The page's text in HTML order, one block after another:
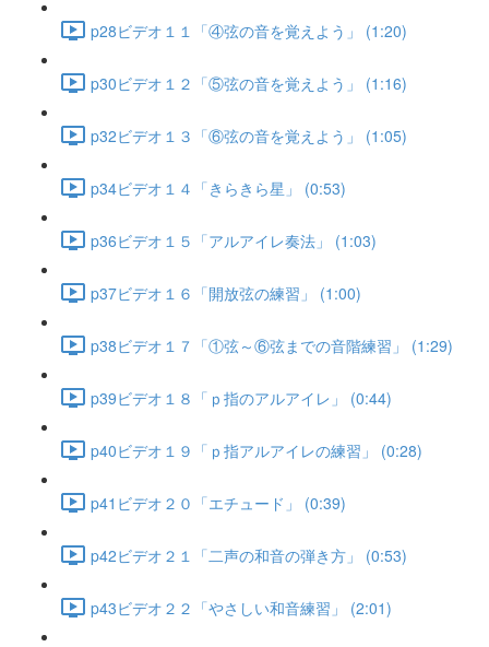
p28ビデオ１１「④弦の音を覚えよう」 (1:20)
p30ビデオ１２「⑤弦の音を覚えよう」 (1:16)
p32ビデオ１３「⑥弦の音を覚えよう」 (1:05)
p34ビデオ１４「きらきら星」 (0:53)
p36ビデオ１５「アルアイレ奏法」 (1:03)
p37ビデオ１６「開放弦の練習」 (1:00)
p38ビデオ１７「①弦～⑥弦までの音階練習」 (1:29)
p39ビデオ１８「ｐ指のアルアイレ」 (0:44)
p40ビデオ１９「ｐ指アルアイレの練習」 (0:28)
p41ビデオ２０「エチュード」 (0:39)
p42ビデオ２１「二声の和音の弾き方」 (0:53)
p43ビデオ２２「やさしい和音練習」 (2:01)